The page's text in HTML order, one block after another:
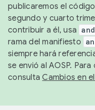
publicaremos el
segundo y cuarto
contribuir a él, usa
rama del manifiesto
siempre hará
se envió al AOSP.
consultaCambios en